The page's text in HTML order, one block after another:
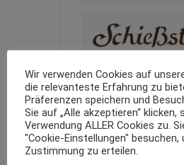
VERANSTALTER
PODIUM
TELEFON+49
EMAIL
Wir verwenden Cookies auf
die relevanteste Erfahrung zu
Präferenzen speichern und
Sie auf „Alle akzeptieren“ klicken,
Verwendung ALLER Cookies zu.
"Cookie-Einstellungen"
Zustimmung zu erteilen.